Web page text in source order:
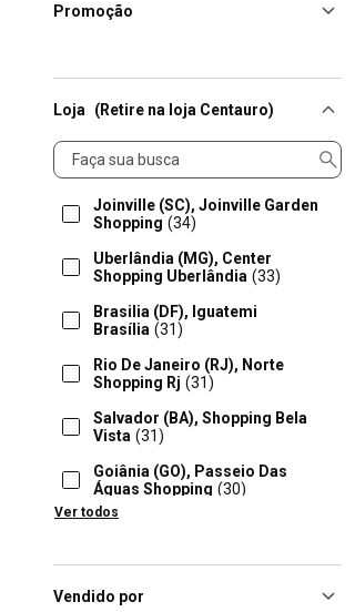
Promoção
Loja (Retire na loja Centauro)
Loja
Joinville (SC), Joinville Garden
Shopping (34)
Uberlândia (MG), Center
Shopping Uberlândia (33)
Brasilia (DF), Iguatemi
Brasília (31)
Rio De Janeiro (RJ), Norte
Shopping Rj (31)
Salvador (BA), Shopping Bela
Vista (31)
Goiânia (GO), Passeio Das
Águas Shopping (30)
Ribeirao Preto (SP), Novo
Cidade Sorocaba
Ver todos
Vendido por